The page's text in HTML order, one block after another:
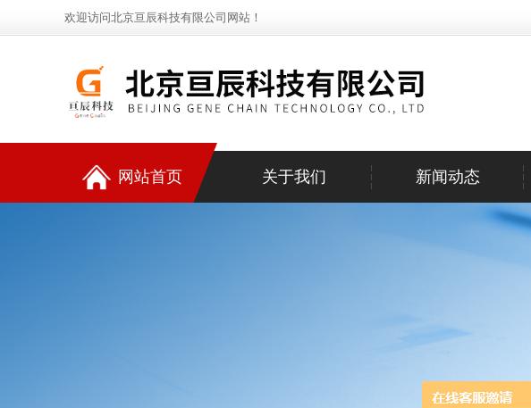
欢迎访问北京亘辰科技有限公司网站！
网站首页 关于我们 新闻动态